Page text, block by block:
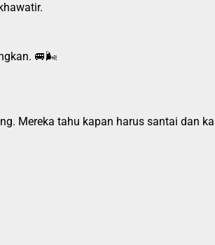
🚐🌬️
Mereka tahu kapan harus santai dan